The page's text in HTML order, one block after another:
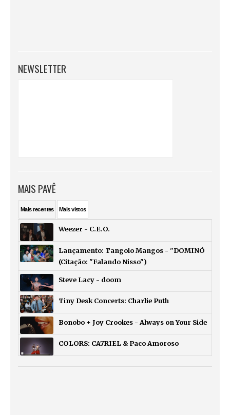
NEWSLETTER
MAIS PAVÊ
Maisrecentes Maisvistos
Weezer - C.E.O.
Lançamento: Tangolo Mangos - "DOMINÓ
(Citação: "Falando Nisso")
Steve Lacy - doom
Tiny Desk Concerts: Charlie Puth
Bonobo + Joy Crookes - Always on Your Side
COLORS: CA7RIEL & Paco Amoroso